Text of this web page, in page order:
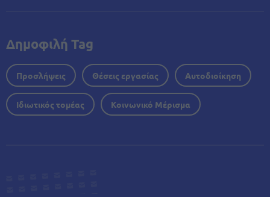
Δημοφιλή Tag
Προσλήψεις Θέσεις εργασίας Αυτοδιοίκηση
Ιδιωτικός τομέας Κοινωνικό Μέρισμα